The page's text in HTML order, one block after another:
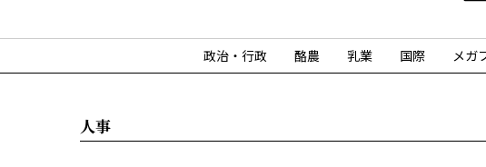
政治・行政 酪農 乳業 国際 メガ
人事